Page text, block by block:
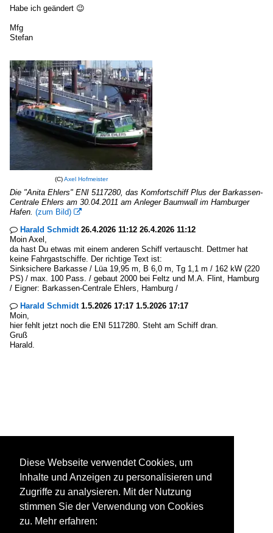
Habe ich geändert 😉
Mfg
Stefan
(C)Axel Hofmeister
Die "Anita Ehlers" ENI 5117280, das Komfortschiff Plus der Barkassen-
Centrale Ehlers am 30.04.2011 am Anleger Baumwall im Hamburger
Hafen. (zum Bild) 
 Harald Schmidt26.4.2026 11:12 26.4.2026 11:12
Moin Axel,
da hast Du etwas mit einem anderen Schiff vertauscht. Dettmer hat
keine Fahrgastschiffe. Der richtige Text ist:
Sinksichere Barkasse / Lüa 19,95 m, B 6,0 m, Tg 1,1 m / 162 kW (220
PS) / max. 100 Pass. / gebaut 2000 bei Feltz und M.A. Flint, Hamburg
/ Eigner: Barkassen-Centrale Ehlers, Hamburg /
 Harald Schmidt1.5.2026 17:17 1.5.2026 17:17
Moin,
hier fehlt jetzt noch die ENI 5117280. Steht am Schiff dran.
Gruß
Harald.
Diese Webseite verwendet Cookies, um
Inhalte und Anzeigen zu personalisieren und
Zugriffe zu analysieren. Mit der Nutzung
stimmen Sie der Verwendung von Cookies
zu. Mehr erfahren: